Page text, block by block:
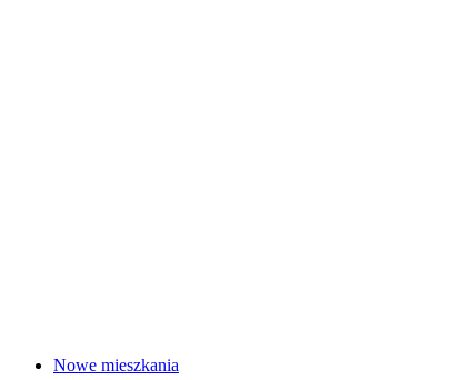
Nowe mieszkania